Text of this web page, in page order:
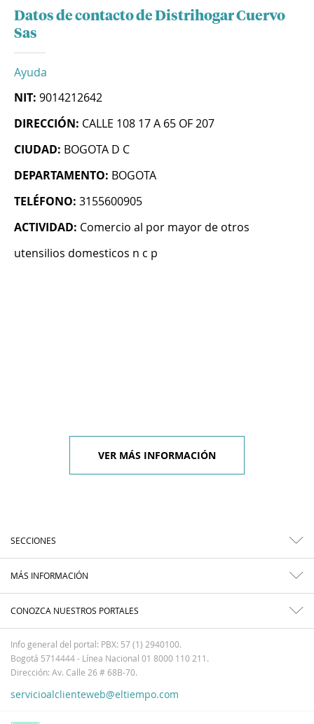
Datos de contacto de Distrihogar Cuervo
Sas
Ayuda
NIT: 9014212642
DIRECCIÓN: CALLE 108 17 A 65 OF 207
CIUDAD: BOGOTA D C
DEPARTAMENTO: BOGOTA
TELÉFONO: 3155600905
ACTIVIDAD: Comercio al por mayor de otros
utensilios domesticos n c p
VER MÁS INFORMACIÓN
SECCIONES
MÁS INFORMACIÓN
CONOZCA NUESTROS PORTALES
Info general del portal: PBX: 57 (1) 2940100.
Bogotá 5714444 - Línea Nacional 01 8000 110 211.
Dirección: Av. Calle 26 # 68B-70.
servicioalclienteweb@eltiempo.com